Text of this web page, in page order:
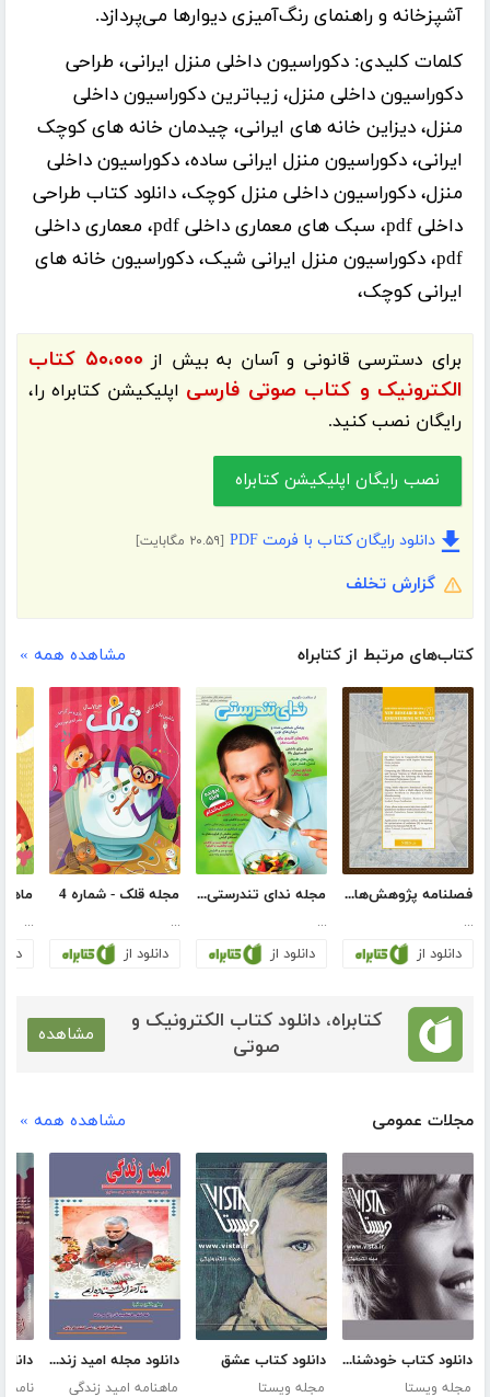
آشپزخانه و راهنمای رنگ‌آمیزی دیوارها می‌پردازد.
کلمات کلیدی: دکوراسیون داخلی منزل ایرانی، طراحی
دکوراسیون داخلی منزل، زیباترین دکوراسیون داخلی
منزل، دیزاین خانه های ایرانی، چیدمان خانه های کوچک
ایرانی، دکوراسیون منزل ایرانی ساده، دکوراسیون داخلی
منزل، دکوراسیون داخلی منزل کوچک، دانلود کتاب طراحی
داخلی pdf، سبک های معماری داخلی pdf، معماری داخلی
pdf، دکوراسیون منزل ایرانی شیک، دکوراسیون خانه های
ایرانی کوچک،
برای دسترسی قانونی و آسان به بیش از
۵۰،۰۰۰ کتاب
الکترونیک و کتاب صوتی فارسی اپلیکیشنکتابراهرا،
رایگان نصب کنید.
نصب رایگان اپلیکیشن کتابراه
دانلود رایگان کتاب با فرمت PDF [۲۰.۵۹ مگابایت]
گزارش تخلف
کتاب‌های مرتبط از کتابراه مشاهده همه »
فصلنامه‌ پژوهش‌های نوین علوم مهندسی - شماره 17
...
دانلود از
مجله ندای تندرستی، شماره 1، تیر 1398
...
دانلود از
مجله قلک - شماره 4
...
دانلود از
...
کتابراه، دانلود کتاب الکترونیک و
صوتی
مشاهده
مجلات عمومی مشاهده همه »
دانلود کتاب خودشناسی
مجله ویستا
دانلود کتاب عشق
مجله ویستا
دانلود مجله امید زندگی - شماره 15
ماهنامه امید زندگی